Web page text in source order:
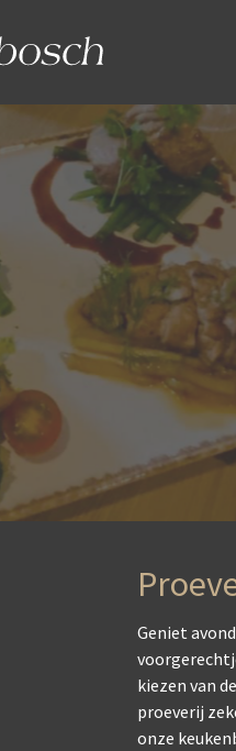
Geniet
kiezen van
proeverij
onze